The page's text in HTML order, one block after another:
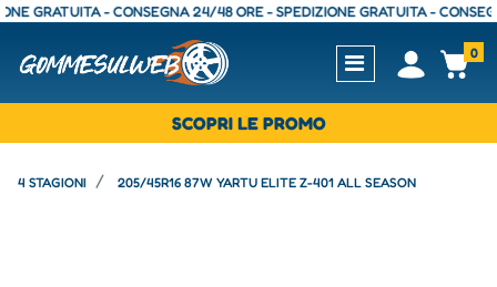
- CONSEGNA 24/48 ORE - SPEDIZIONE GRATUITA - CONSEGNA
Open0
SCOPRI LE PROMO
4 STAGIONI 205/45R16 87W YARTU ELITE Z-401 ALL SEASON